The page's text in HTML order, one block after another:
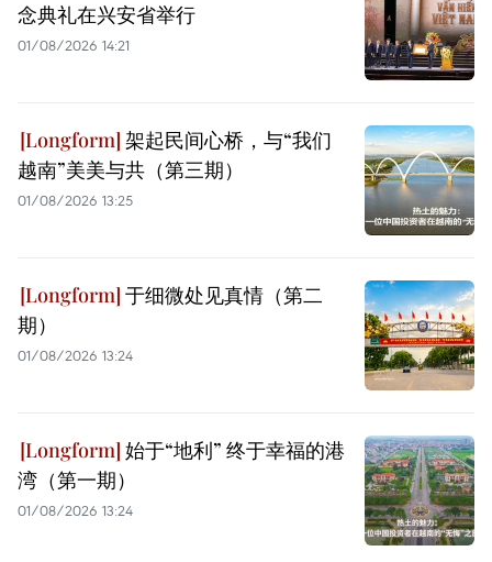
念典礼在兴安省举行
01/08/2026 14:21
架起民间心桥，与“我们
越南”美美与共（第三期）
01/08/2026 13:25
于细微处见真情（第二
期）
01/08/2026 13:24
始于“地利” 终于幸福的港
湾（第一期）
01/08/2026 13:24